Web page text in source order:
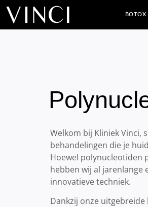
BOTOX
Welkom bij Kliniek Vinci,
behandelingen die je
Hoewel polynucleotiden
hebben wij al jarenlange
innovatieve techniek.
Dankzij onze